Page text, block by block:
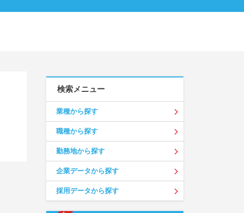
検索メニュー
業種から探す
職種から探す
勤務地から探す
企業データから探す
採用データから探す